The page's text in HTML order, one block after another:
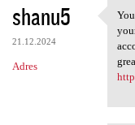
shanu5
21.12.2024
Adres
You